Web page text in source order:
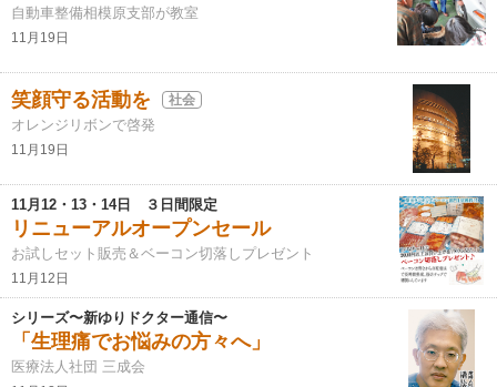
自動車整備相模原支部が教室
11月19日
笑顔守る活動を 社会
オレンジリボンで啓発
11月19日
11月12・13・14日 ３日間限定
リニューアルオープンセール
お試しセット販売＆ベーコン切落しプレゼント
11月12日
シリーズ〜新ゆりドクター通信〜
「生理痛でお悩みの方々へ」
医療法人社団 三成会